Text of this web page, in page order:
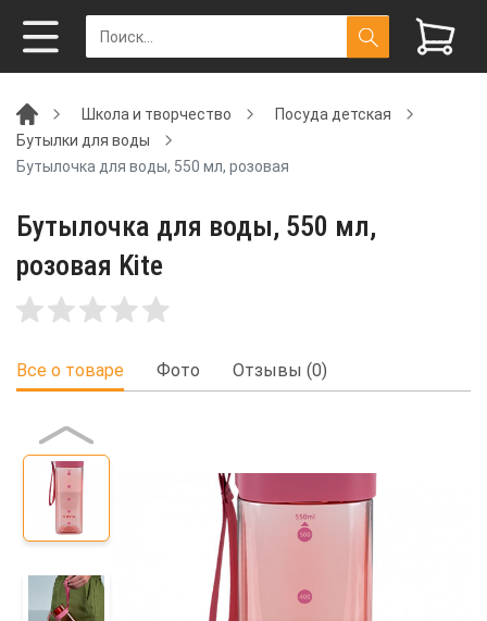
Школа и творчество
Посуда детская
Бутылки для воды
Бутылочка для воды, 550 мл, розовая
Бутылочка для воды, 550 мл,
розовая Kite
Все о товаре Фото Отзывы (0)